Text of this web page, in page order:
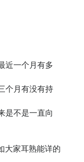
近一个月有多
个月有没有持
是不是一直向
大家耳熟能详的